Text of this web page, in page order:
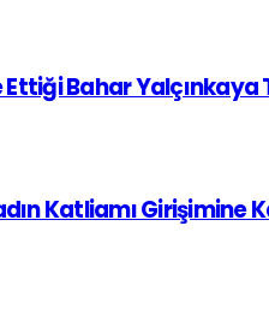
Bahar Yalçınkaya
Katliamı Girişimine